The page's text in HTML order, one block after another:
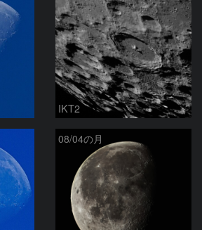
IKT2
08/04の月